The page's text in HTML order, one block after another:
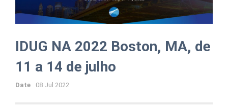
IDUG NA 2022 Boston, MA, de
11 a 14 de julho
Date 08 Jul 2022